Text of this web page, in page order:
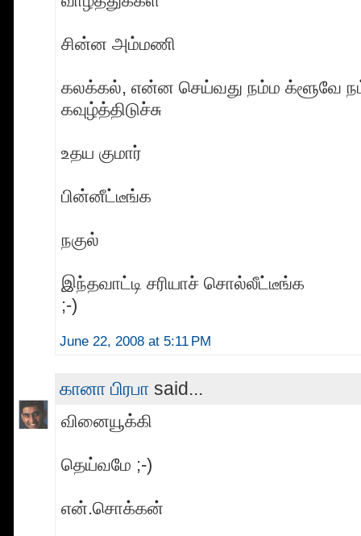
சின்ன அம்மணி
கலக்கல், என்ன செய்வது நம்ம க்ளூவே
கவுழ்த்திடுச்சு
உதய குமார்
பின்னீட்டீங்க
நகுல்
இந்தவாட்டி சரியாச் சொல்லீட்டீங்க
;-)
June 22, 2008 at 5:11 PM
கானா பிரபா said...
வினையூக்கி
தெய்வமே ;-)
என்.சொக்கன்